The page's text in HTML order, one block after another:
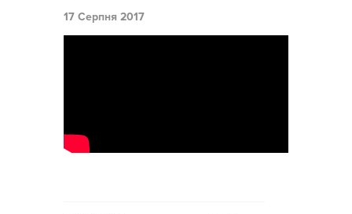
17 Серпня 2017